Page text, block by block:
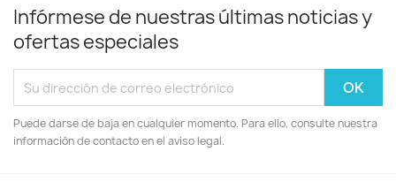
Infórmese de nuestras últimas noticias y
ofertas especiales
Puede darse de baja en cualquier momento. Para ello, consulte nuestra
información de contacto en el aviso legal.